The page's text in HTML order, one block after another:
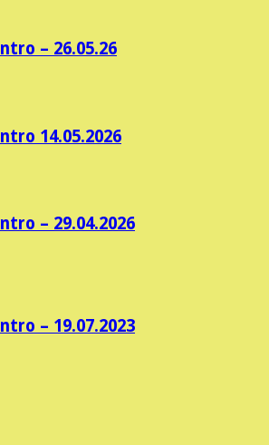
– 26.05.26
14.05.2026
– 29.04.2026
– 19.07.2023